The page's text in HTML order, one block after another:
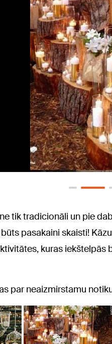
tik tradicionāli un pie
pasakaini skaisti!
kuras iekštelpās
par neaizmirstamu